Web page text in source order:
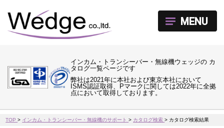
インカム・トランシーバー・無線機ウェッジの カ
タログ一覧ページです
弊社は2021年に本社および東京本社において
ISMS認証取得、Pマークに関しては2022年に全拠
点において取得しております。
MENU
TOP> インカム・トランシーバー・無線機のサポート> カタログ検索> カタログ検索結果